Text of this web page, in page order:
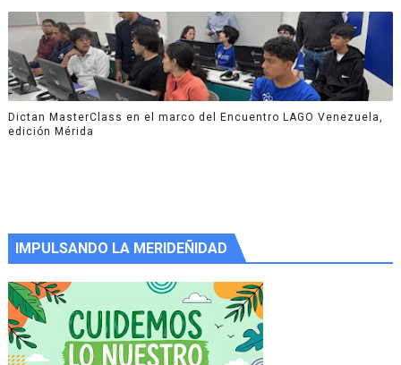
Dictan MasterClass en el marco del Encuentro LAGO Venezuela,
edición Mérida
IMPULSANDO LA MERIDEÑIDAD